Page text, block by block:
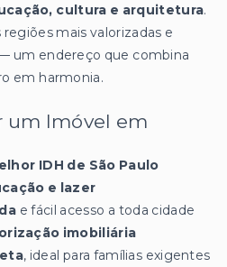
cultura e arquitetura.
mais valorizadas e
um endereço que combina
em harmonia.
um Imóvel em
IDH de São Paulo
e lazer
e fácil acesso a toda cidade
imobiliária
, ideal para famílias exigentes